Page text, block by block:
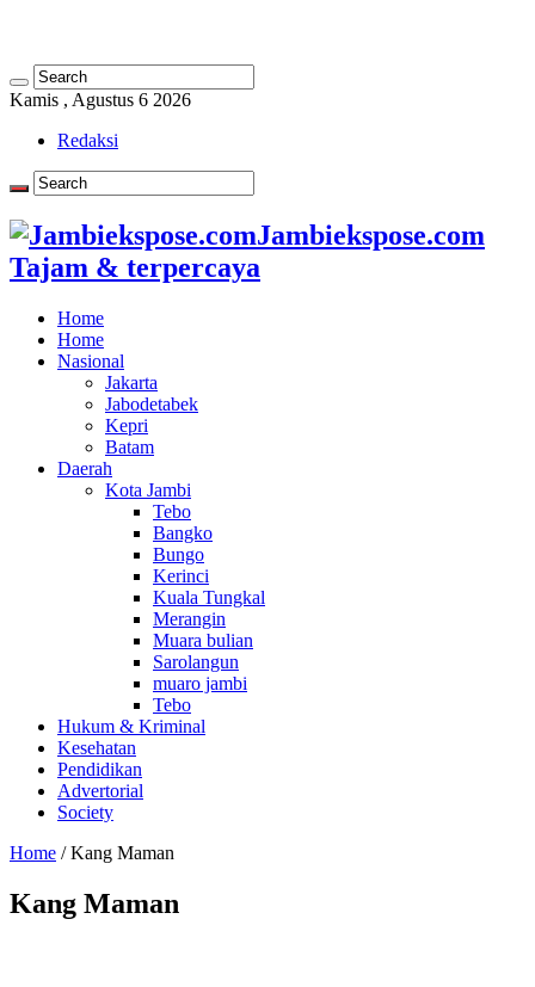
Kamis , Agustus 6 2026
Redaksi
Jambiekspose.com
Tajam & terpercaya
Home
Home
Nasional
Jakarta
Jabodetabek
Kepri
Batam
Daerah
Kota Jambi
Tebo
Bangko
Bungo
Kerinci
Kuala Tungkal
Merangin
Muara bulian
Sarolangun
muaro jambi
Tebo
Hukum & Kriminal
Kesehatan
Pendidikan
Advertorial
Society
Home / Kang Maman
Kang Maman